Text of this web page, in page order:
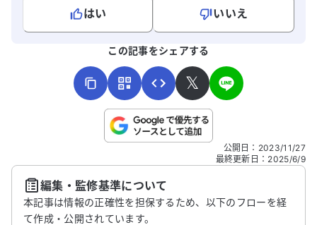
はい
いいえ
こちらは送信専用のフォームです。氏名やご自身の病気の詳細な
送信する
この記事をシェアする
𝕏
公開日 ： 2023/11/27
最終更新日 ： 2025/6/9
編集・監修基準について
本記事は情報の正確性を担保するため、以下のフローを経
て作成・公開されています。